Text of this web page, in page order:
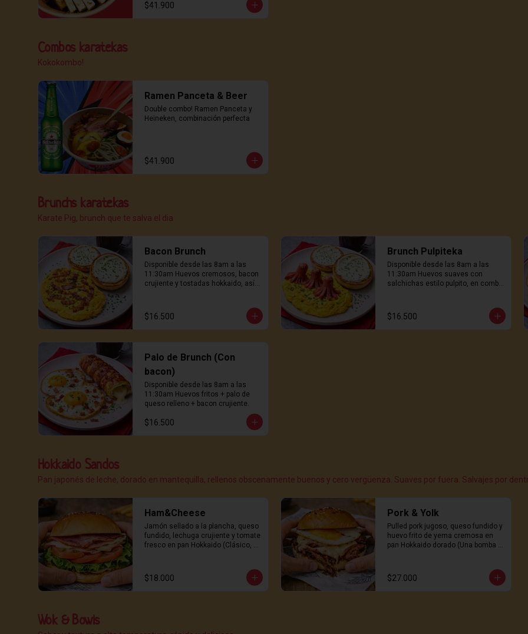
$41.900
Combos karatekas
Kokokombo!
Ramen Panceta & Beer
Double combo! Ramen Panceta y
Heineken, combinación perfecta
$41.900
Brunchs karatekas
Karate Pig, brunch que te salva el dia
Bacon Brunch
Disponible desde las 8am a las
11:30am Huevos cremosos, bacon
crujiente y tostadas hokkaido, así
$16.500
Brunch Pulpiteka
Disponible desde las 8am a las
11:30am Huevos suaves con
salchichas estilo pulpito, en combo
delicioso
$16.500
Palo de Brunch (Con
bacon)
Disponible desde las 8am a las
11:30am Huevos fritos + palo de
queso relleno + bacon crujiente.
$16.500
Hokkaido Sandos
Pan japonés de leche, dorado en mantequilla, rellenos obscenamente buenos y cero vergüenza. Suaves por fuera. Salvajes por
Ham&Cheese
Jamón sellado a la plancha, queso
fundido, lechuga crujiente y tomate
fresco en pan Hokkaido (Clásico,
$18.000
Pork & Yolk
Pulled pork jugoso, queso fundido y
huevo frito de yema cremosa en
pan Hokkaido dorado (Una bomba
$27.000
Wok & Bowls